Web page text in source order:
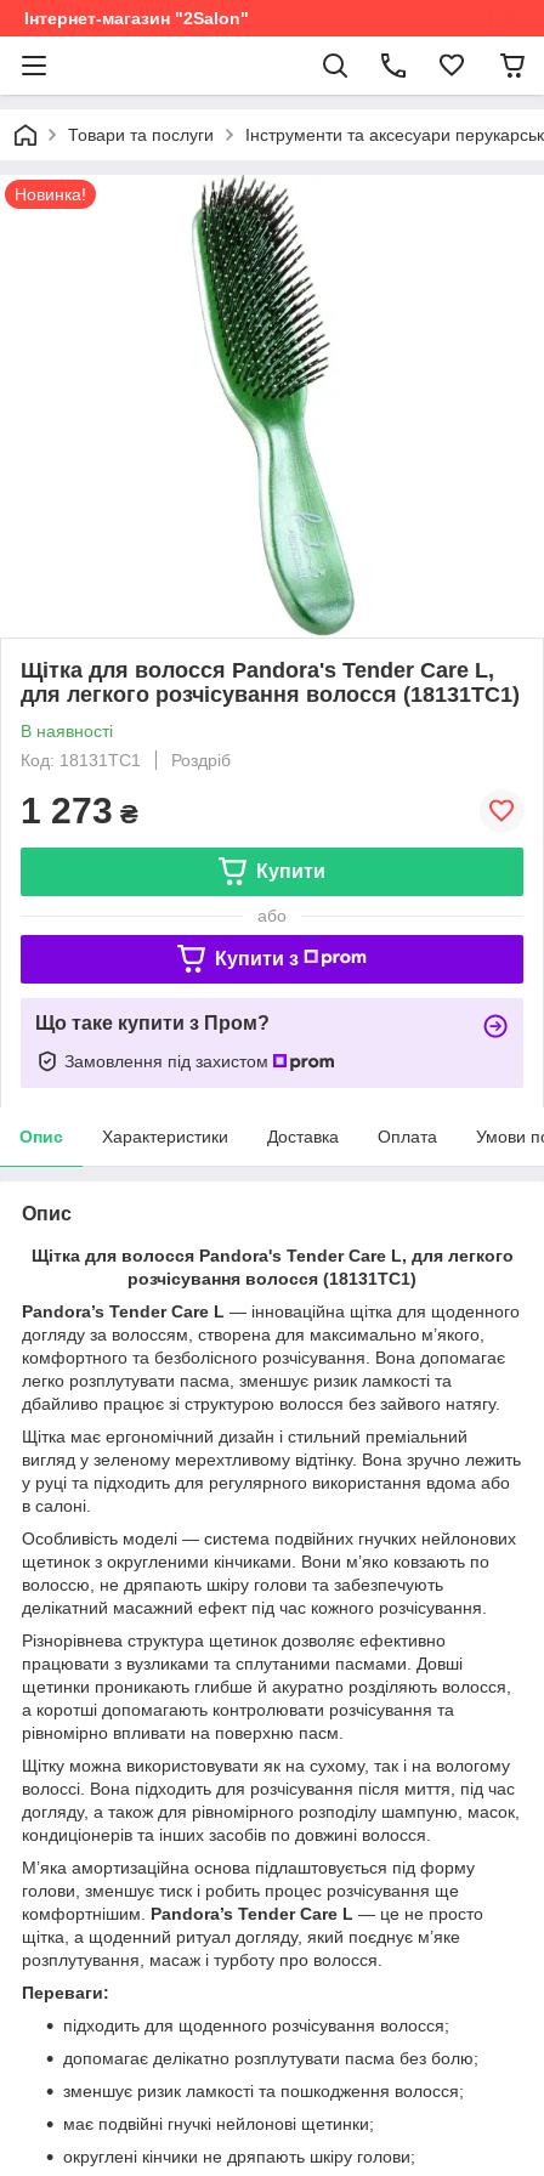
Інтернет-магазин "2Salon"
Товари та послуги Інструменти та аксесуари
Новинка!
Щітка для волосся Pandora's Tender Care L,
для легкого розчісування волосся (18131TC1)
В наявності
Код: 18131TC1
Роздріб
1 273 ₴
Купити
або
Купити з
Що таке купити з Пром?
Замовлення під захистом
Опис Характеристики Доставка Оплата Умови
Опис
Щітка для волосся Pandora's Tender Care L, для легкого
розчісування волосся (18131TC1)
Pandora’s Tender Care L — інноваційна щітка для щоденного
догляду за волоссям, створена для максимально м’якого,
комфортного та безболісного розчісування. Вона допомагає
легко розплутувати пасма, зменшує ризик ламкості та
дбайливо працює зі структурою волосся без зайвого натягу.
Щітка має ергономічний дизайн і стильний преміальний
вигляд у зеленому мерехтливому відтінку. Вона зручно лежить
у руці та підходить для регулярного використання вдома або
в салоні.
Особливість моделі — система подвійних гнучких нейлонових
щетинок з округленими кінчиками. Вони м’яко ковзають по
волоссю, не дряпають шкіру голови та забезпечують
делікатний масажний ефект під час кожного розчісування.
Різнорівнева структура щетинок дозволяє ефективно
працювати з вузликами та сплутаними пасмами. Довші
щетинки проникають глибше й акуратно розділяють волосся,
а коротші допомагають контролювати розчісування та
рівномірно впливати на поверхню пасм.
Щітку можна використовувати як на сухому, так і на вологому
волоссі. Вона підходить для розчісування після миття, під час
догляду, а також для рівномірного розподілу шампуню, масок,
кондиціонерів та інших засобів по довжині волосся.
М’яка амортизаційна основа підлаштовується під форму
голови, зменшує тиск і робить процес розчісування ще
комфортнішим. Pandora’s Tender Care L — це не просто
щітка, а щоденний ритуал догляду, який поєднує м’яке
розплутування, масаж і турботу про волосся.
Переваги:
підходить для щоденного розчісування волосся;
допомагає делікатно розплутувати пасма без болю;
зменшує ризик ламкості та пошкодження волосся;
має подвійні гнучкі нейлонові щетинки;
округлені кінчики не дряпають шкіру голови;